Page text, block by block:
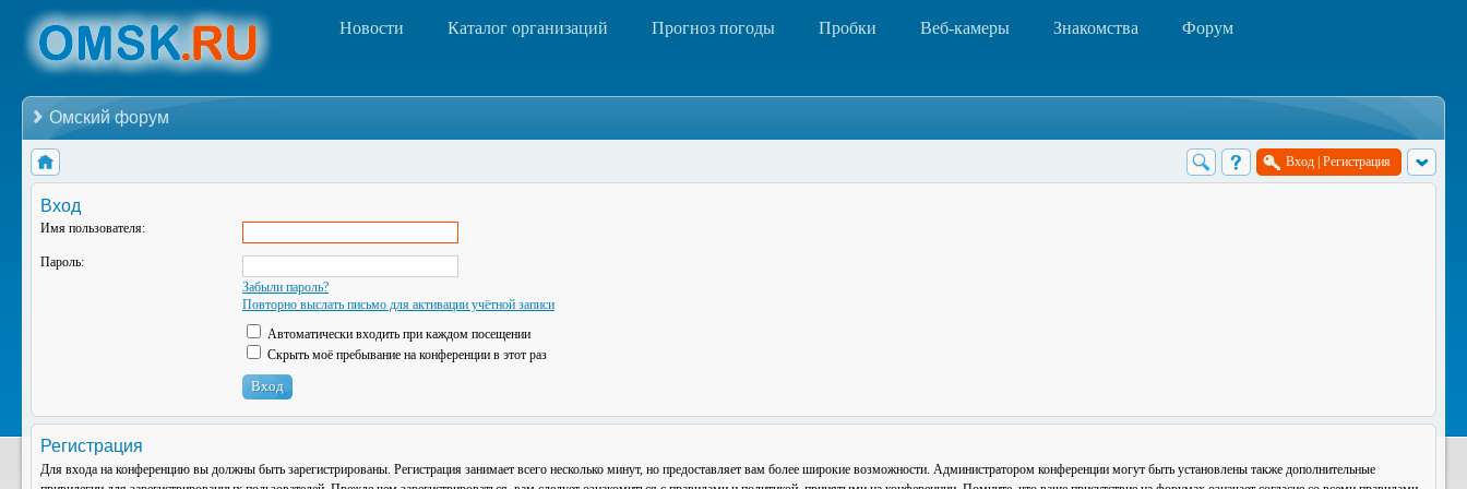
Новости Каталог организаций Прогноз погоды Пробки Веб-камеры Знакомства Форум
Омский форум
Вход Регистрация
Вход
Имя пользователя:
Пароль:
Забыли пароль?
Повторно выслать письмо для активации учётной записи
Автоматически входить при каждом посещении
Скрыть моё пребывание на конференции в этот раз
Регистрация
Для входа на конференцию вы должны быть зарегистрированы. Регистрация занимает всего несколько минут, но предоставляет вам более широкие возможности. Администратором конференции могут быть установлены также дополнительные